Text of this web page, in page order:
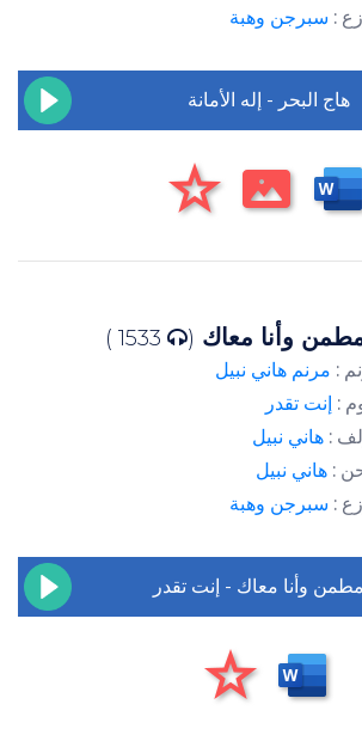
: سبرجن وهبة
هاج البحر - إله الأمانة
مطمن وأنا معاك (
: مرنم هاني نبيل
: إنت تقدر
: هاني نبيل
: هاني نبيل
: سبرجن وهبة
مطمن وأنا معاك - إنت تقدر